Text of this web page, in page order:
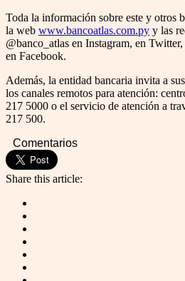
Toda la información sobre este y otros
la web www.bancoatlas.com.py y las
@banco_atlas en Instagram, en
en Facebook.
Además, la entidad bancaria invita a
los canales remotos para atención:
217 5000 o el servicio de atención a
217 500.
Comentarios
Share this article: